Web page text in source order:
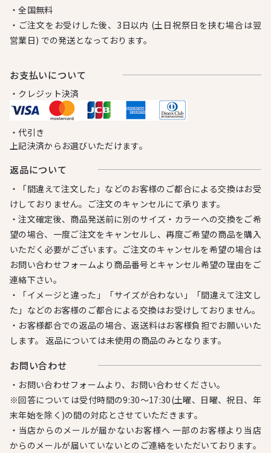
・全国無料
・ご注文をお受けした後、3日以内 (土日祝祭日を挟む場合は翌
営業日) での発送となっております。
お⽀払いについて
・クレジット決済
・代引き
上記決済からお選びいただけます。
返品について
・「間違えて注文した」などのお客様のご都合による交換はお受
けしておりません。ご注文のキャンセルにて承ります。
・注文確定後、商品発送前に別のサイズ・カラーへの交換をご希
望の場合、一度ご注文をキャンセルし、再度ご希望の商品を購入
いただく必要がございます。ご注文のキャンセルを希望の場合は
お問い合わせフォームより商品番号とキャンセル希望の理由をご
連絡下さい。
・「イメージと違った」「サイズが合わない」「間違えて注文し
た」などのお客様のご都合による交換はお受けしておりません。
・お客様都合での返品の場合、返送料はお客様負担でお願いいた
します。 返品については未使用の商品のみとなります。
お問い合わせ
・お問い合わせフォームより、お問い合わせください。
※回答については受付時間の9:30～17:30(土曜、日曜、祝日、年
末年始を除く)の間の対応とさせていただきます。
・当店からのメールが届かないお客様へ 一部のお客様より当店
からのメールが届いていないとのご連絡をいただいております。